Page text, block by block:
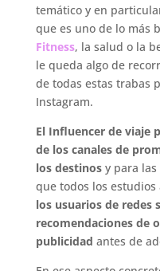
temático y en
que es uno de lo más
Fitness, la salud o la
le queda algo de
de todas estas trabas
Instagram.
El Influencer de viaje
de los canales de
los destinosy para las
que todos los
los usuarios de redes
recomendaciones de
publicidad antes de